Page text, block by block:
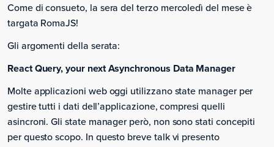
Come di consueto, la sera del terzo mercoledì del mese è
targata RomaJS!
Gli argomenti della serata:
React Query, your next Asynchronous Data Manager
Molte applicazioni web oggi utilizzano state manager per
gestire tutti i dati dell’applicazione, compresi quelli
asincroni. Gli state manager però, non sono stati concepiti
per questo scopo. In questo breve talk vi presento